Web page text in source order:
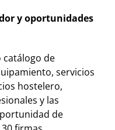
y oportunidades
catálogo de
servicios
hostelero,
y las
de